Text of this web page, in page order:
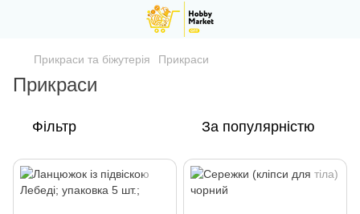
Прикраси та біжутерія Прикраси
Прикраси
Фільтр За популярністю